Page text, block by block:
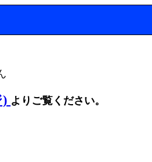
) よりご覧ください。